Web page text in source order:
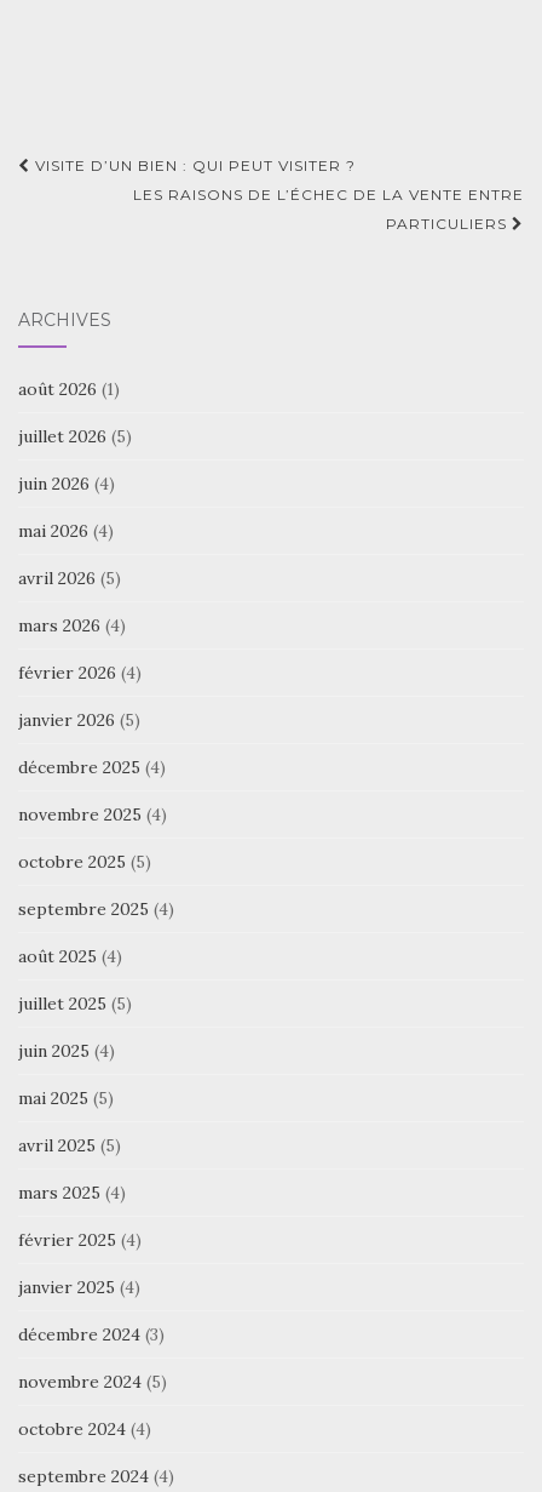
Navigation
d'article
VISITE D’UN BIEN : QUI PEUT VISITER ?
LES RAISONS DE L’ÉCHEC DE LA VENTE ENTRE
PARTICULIERS
ARCHIVES
août 2026 (1)
juillet 2026 (5)
juin 2026 (4)
mai 2026 (4)
avril 2026 (5)
mars 2026 (4)
février 2026 (4)
janvier 2026 (5)
décembre 2025 (4)
novembre 2025 (4)
octobre 2025 (5)
septembre 2025 (4)
août 2025 (4)
juillet 2025 (5)
juin 2025 (4)
mai 2025 (5)
avril 2025 (5)
mars 2025 (4)
février 2025 (4)
janvier 2025 (4)
décembre 2024 (3)
novembre 2024 (5)
octobre 2024 (4)
septembre 2024 (4)